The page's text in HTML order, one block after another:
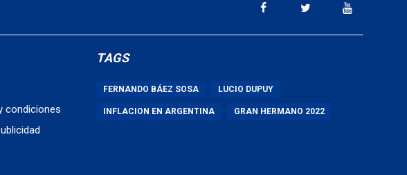
condiciones
TAGS
FERNANDO BÁEZ SOSA LUCIO DUPUY
INFLACION EN ARGENTINA GRAN HERMANO 2022